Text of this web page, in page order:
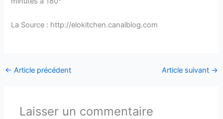
La Source : http://elokitchen.canalblog.com
← Article précédent Article suivant →
Laisser un commentaire